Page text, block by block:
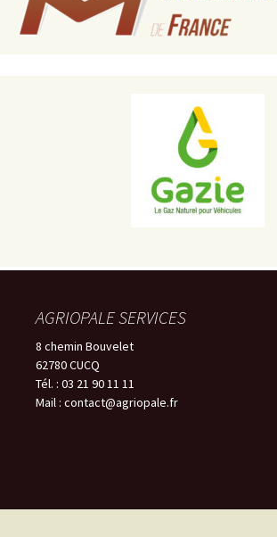
AGRIOPALE SERVICES
8 chemin Bouvelet
62780 CUCQ
Tél. : 03 21 90 11 11
Mail : contact@agriopale.fr